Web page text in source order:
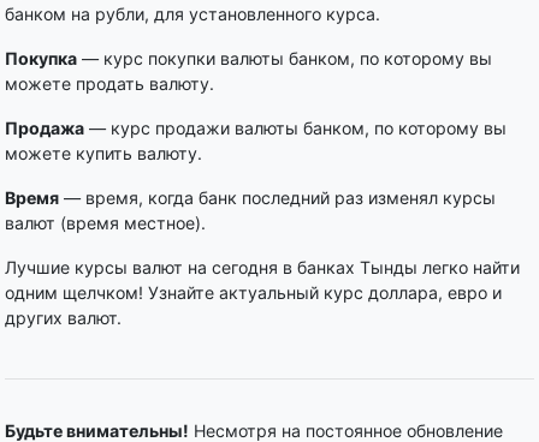
банком на рубли, для установленного курса.
Покупка — курс покупки валюты банком, по которому вы
можете продать валюту.
Продажа — курс продажи валюты банком, по которому вы
можете купить валюту.
Время — время, когда банк последний раз изменял курсы
валют (время местное).
Лучшие курсы валют на сегодня в банках Тынды легко найти
одним щелчком! Узнайте актуальный курс доллара, евро и
других валют.
Будьте внимательны! Несмотря на постоянное обновление